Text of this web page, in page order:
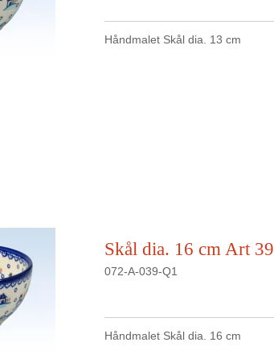
Håndmalet Skål dia. 13 cm
Skål dia. 16 cm Art 39
072-A-039-Q1
Håndmalet Skål dia. 16 cm